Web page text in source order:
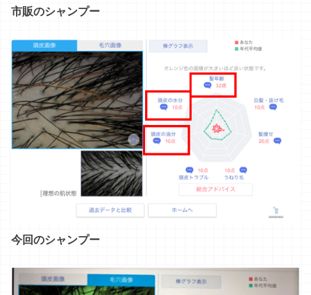
市販のシャンプー
今回のシャンプー